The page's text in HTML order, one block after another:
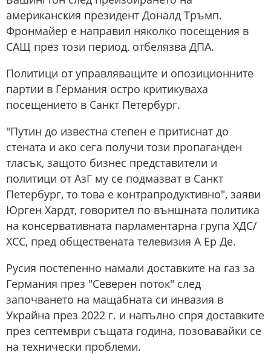
американския президент Доналд Тръмп.
Фронмайер е направил няколко посещения в
САЩ през този период, отбелязва ДПА.
Политици от управляващите и опозиционните
партии в Германия остро критикуваха
посещението в Санкт Петербург.
"Путин до известна степен е притиснат до
стената и ако сега получи този пропаганден
тласък, защото бизнес представители и
политици от AзГ му се подмазват в Санкт
Петербург, то това е контрапродуктивно", заяви
Юрген Хардт, говорител по външната политика
на консервативната парламентарна група ХДС/
ХСС, пред обществената телевизия A Ер Де.
Русия постепенно намали доставките на газ за
Германия през "Северен поток" след
започването на мащабната си инвазия в
Украйна през 2022 г. и напълно спря доставките
през септември същата година, позовавайки се
на технически проблеми.